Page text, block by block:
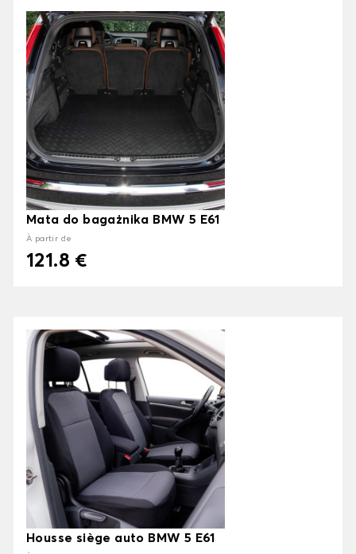
Mata do bagażnika BMW 5 E61
À partir de
121.8 €
Housse siège auto BMW 5 E61